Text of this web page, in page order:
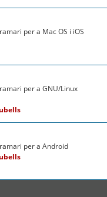
per a Mac OS i iOS
per a GNU/Linux
per a Android